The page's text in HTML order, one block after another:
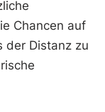
Chancen auf
der Distanz zu